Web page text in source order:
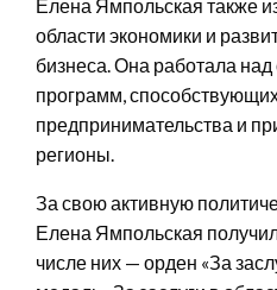
Елена Ямпольская также
области экономики и
бизнеса. Она работала
программ,
предпринимательства и
регионы.
За свою активную
Елена Ямпольская
числе них — орден «За